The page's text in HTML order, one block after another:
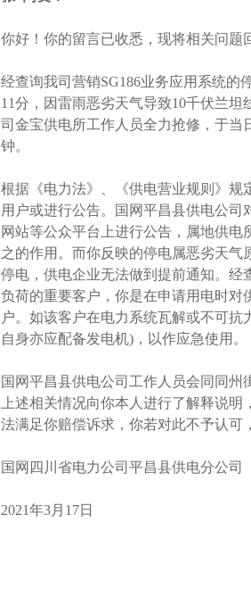
你好！你的留言已收悉，现将相关问题
经查询我司营销SG186业务应用系统的
11分，因雷雨恶劣天气导致10千伏兰
司金宝供电所工作人员全力抢修，于当
钟。
根据《电力法》、《供电营业规则》规
用户或进行公告。国网平昌县供电公
网站等公众平台上进行公告，属地供
之的作用。而你反映的停电属恶劣天
停电，供电企业无法做到提前通知。经
负荷的重要客户，你是在申请用电时对
户。如该客户在电力系统瓦解或不可
自身亦应配备发电机)，以作应急使用。
国网平昌县供电公司工作人员会同同
上述相关情况向你本人进行了解释说
法满足你赔偿诉求，你若对此不予认可
国网四川省电力公司平昌县供电分公司
2021年3月17日